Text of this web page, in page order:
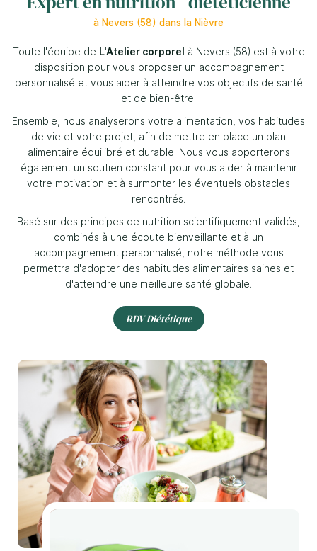
0
Valider votre panier
à Nevers (58) dans la Nièvre
Toute l'équipe de L'Atelier corporel à Nevers (58) est à votre
disposition pour vous proposer un accompagnement
personnalisé et vous aider à atteindre vos objectifs de santé
et de bien-être.
Ensemble, nous analyserons votre alimentation, vos habitudes
de vie et votre projet, afin de mettre en place un plan
alimentaire équilibré et durable. Nous vous apporterons
également un soutien constant pour vous aider à maintenir
votre motivation et à surmonter les éventuels obstacles
rencontrés.
Basé sur des principes de nutrition scientifiquement validés,
combinés à une écoute bienveillante et à un
accompagnement personnalisé, notre méthode vous
permettra d'adopter des habitudes alimentaires saines et
d'atteindre une meilleure santé globale.
RDV Diététique